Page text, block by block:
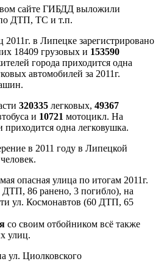
сайте ГИБДД выложили
ДТП, ТС и т.п.
в Липецке зарегистрировано
18409 грузовых и 153590
города приходится одна
автомобилей за 2011г.
320335 легковых, 49367
и 10721 мотоцикл. На
приходится одна легковушка.
в 2011 году в Липецкой
человек.
опасная улица по итогам 2011г.
ДТП, 86 ранено, 3 погибло), на
ул. Космонавтов (60 ДТП, 65
со своим отбойником всё также
улиц.
ул. Циолковского